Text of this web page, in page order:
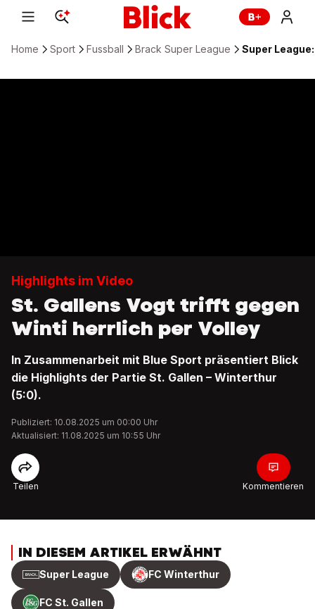
Home Sport Fussball Brack Super League Super
Highlights im Video
St. Gallens Vogt trifft gegen
Winti herrlich per Volley
In Zusammenarbeit mit Blue Sport präsentiert Blick
die Highlights der Partie St. Gallen – Winterthur
(5:0).
Publiziert: 10.08.2025 um 00:00 Uhr
Aktualisiert: 11.08.2025 um 10:55 Uhr
Teilen Kommentieren
IN DIESEM ARTIKEL ERWÄHNT
Super League FC Winterthur
FC St. Gallen